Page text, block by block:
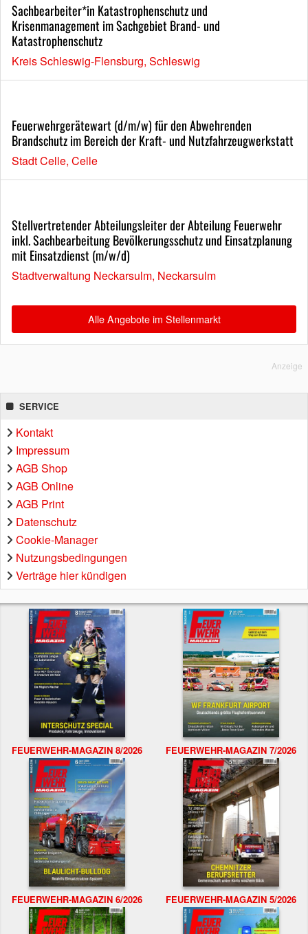
Sachbearbeiter*in Katastrophenschutz und
Krisenmanagement im Sachgebiet Brand- und
Katastrophenschutz
Kreis Schleswig-Flensburg, Schleswig
Feuerwehrgerätewart (d/m/w) für den Abwehrenden
Brandschutz im Bereich der Kraft- und Nutzfahrzeugwerkstatt
Stadt Celle, Celle
Stellvertretender Abteilungsleiter der Abteilung Feuerwehr
inkl. Sachbearbeitung Bevölkerungsschutz und Einsatzplanung
mit Einsatzdienst (m/w/d)
Stadtverwaltung Neckarsulm, Neckarsulm
Alle Angebote im Stellenmarkt
Anzeige
SERVICE
Kontakt
Impressum
AGB Shop
AGB Online
AGB Print
Datenschutz
Cookie-Manager
Nutzungsbedingungen
Verträge hier kündigen
FEUERWEHR-MAGAZIN 8/2026 FEUERWEHR-MAGAZIN 7/2026
FEUERWEHR-MAGAZIN 6/2026 FEUERWEHR-MAGAZIN 5/2026